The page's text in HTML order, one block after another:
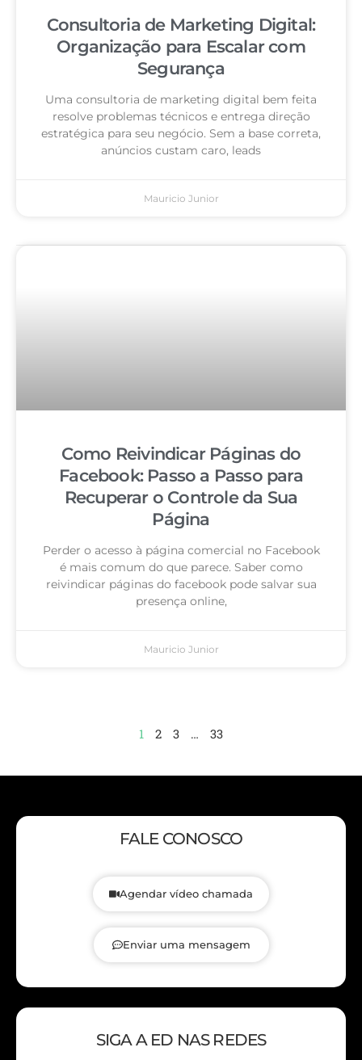
Consultoria de Marketing Digital:
Organização para Escalar com
Segurança
Uma consultoria de marketing digital bem feita
resolve problemas técnicos e entrega direção
estratégica para seu negócio. Sem a base correta,
anúncios custam caro, leads
Mauricio Junior
Como Reivindicar Páginas do
Facebook: Passo a Passo para
Recuperar o Controle da Sua
Página
Perder o acesso à página comercial no Facebook
é mais comum do que parece. Saber como
reivindicar páginas do facebook pode salvar sua
presença online,
Mauricio Junior
1 2 3 … 33
FALE CONOSCO
Agendar vídeo chamada
Enviar uma mensagem
SIGA A ED NAS REDES